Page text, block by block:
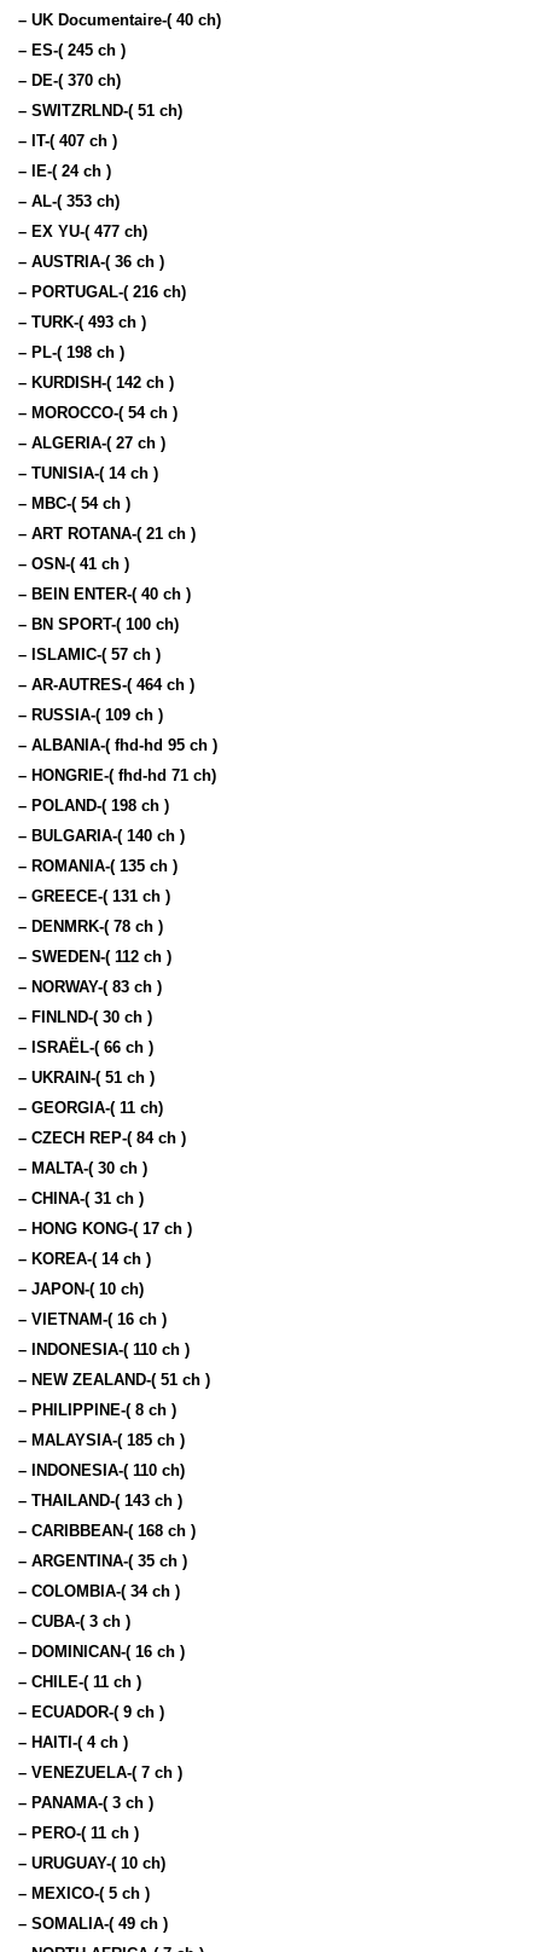
– UK Documentaire-( 40 ch)
– ES-( 245 ch )
– DE-( 370 ch)
– SWITZRLND-( 51 ch)
– IT-( 407 ch )
– IE-( 24 ch )
– AL-( 353 ch)
– EX YU-( 477 ch)
– AUSTRIA-( 36 ch )
– PORTUGAL-( 216 ch)
– TURK-( 493 ch )
– PL-( 198 ch )
– KURDISH-( 142 ch )
– MOROCCO-( 54 ch )
– ALGERIA-( 27 ch )
– TUNISIA-( 14 ch )
– MBC-( 54 ch )
– ART ROTANA-( 21 ch )
– OSN-( 41 ch )
– BEIN ENTER-( 40 ch )
– BN SPORT-( 100 ch)
– ISLAMIC-( 57 ch )
– AR-AUTRES-( 464 ch )
– RUSSIA-( 109 ch )
– ALBANIA-( fhd-hd 95 ch )
– HONGRIE-( fhd-hd 71 ch)
– POLAND-( 198 ch )
– BULGARIA-( 140 ch )
– ROMANIA-( 135 ch )
– GREECE-( 131 ch )
– DENMRK-( 78 ch )
– SWEDEN-( 112 ch )
– NORWAY-( 83 ch )
– FINLND-( 30 ch )
– ISRAËL-( 66 ch )
– UKRAIN-( 51 ch )
– GEORGIA-( 11 ch)
– CZECH REP-( 84 ch )
– MALTA-( 30 ch )
– CHINA-( 31 ch )
– HONG KONG-( 17 ch )
– KOREA-( 14 ch )
– JAPON-( 10 ch)
– VIETNAM-( 16 ch )
– INDONESIA-( 110 ch )
– NEW ZEALAND-( 51 ch )
– PHILIPPINE-( 8 ch )
– MALAYSIA-( 185 ch )
– INDONESIA-( 110 ch)
– THAILAND-( 143 ch )
– CARIBBEAN-( 168 ch )
– ARGENTINA-( 35 ch )
– COLOMBIA-( 34 ch )
– CUBA-( 3 ch )
– DOMINICAN-( 16 ch )
– CHILE-( 11 ch )
– ECUADOR-( 9 ch )
– HAITI-( 4 ch )
– VENEZUELA-( 7 ch )
– PANAMA-( 3 ch )
– PERO-( 11 ch )
– URUGUAY-( 10 ch)
– MEXICO-( 5 ch )
– SOMALIA-( 49 ch )